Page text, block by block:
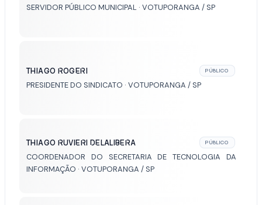
SERVIDOR PÚBLICO MUNICIPAL · VOTUPORANGA / SP
THIAGO ROGERI PÚBLICO
PRESIDENTE DO SINDICATO · VOTUPORANGA / SP
THIAGO RUVIERI DELALIBERA PÚBLICO
COORDENADOR DO SECRETARIA DE TECNOLOGIA DA
INFORMAÇÃO · VOTUPORANGA / SP